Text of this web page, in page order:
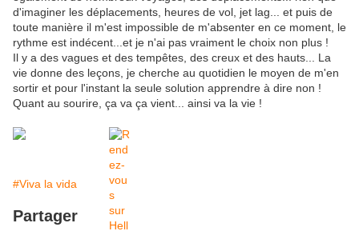
d'imaginer les déplacements, heures de vol, jet lag... et puis de
toute manière il m'est impossible de m'absenter en ce moment, le
rythme est indécent...et je n'ai pas vraiment le choix non plus !
Il y a des vagues et des tempêtes, des creux et des hauts... La
vie donne des leçons, je cherche au quotidien le moyen de m'en
sortir et pour l'instant la seule solution apprendre à dire non !
Quant au sourire, ça va ça vient... ainsi va la vie !
#Viva la vida
Partager